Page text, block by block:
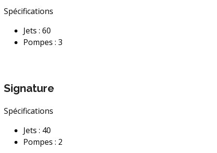
Spécifications
Jets : 60
Pompes : 3
Signature
Spécifications
Jets : 40
Pompes : 2